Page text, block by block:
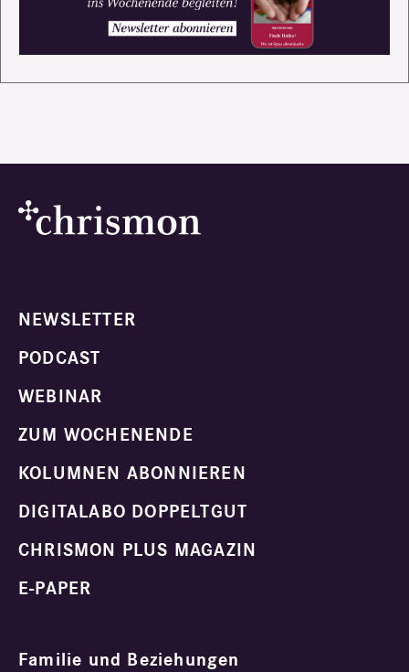
NEWSLETTER
PODCAST
WEBINAR
ZUM WOCHENENDE
KOLUMNEN ABONNIEREN
DIGITALABO DOPPELTGUT
CHRISMON PLUS MAGAZIN
E-PAPER
Familie und Beziehungen